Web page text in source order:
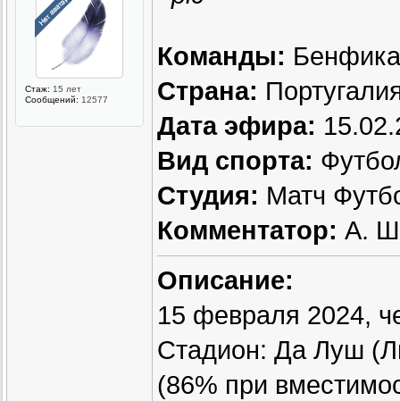
Стаж: 15 лет
Сообщений: 12577
Команды:
Страна:
Дата эфира:
Вид спорта:
Студия: Матч
Комментатор: А.
Описание:
15 февраля 2024,
Стадион: Да Луш
(86% при